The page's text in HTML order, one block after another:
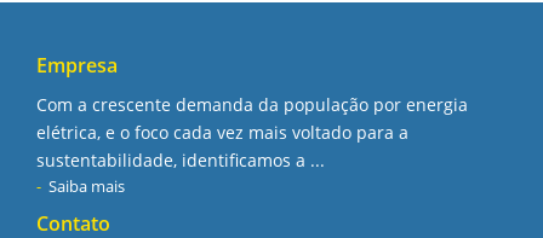
Empresa
Com a crescente demanda da população por energia
elétrica, e o foco cada vez mais voltado para a
sustentabilidade, identificamos a ...
Saiba mais
Contato